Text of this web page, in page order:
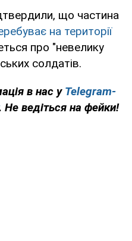
що частина
на території
про "невелику
солдатів.
в нас у Telegram-
Не ведіться на фейки!